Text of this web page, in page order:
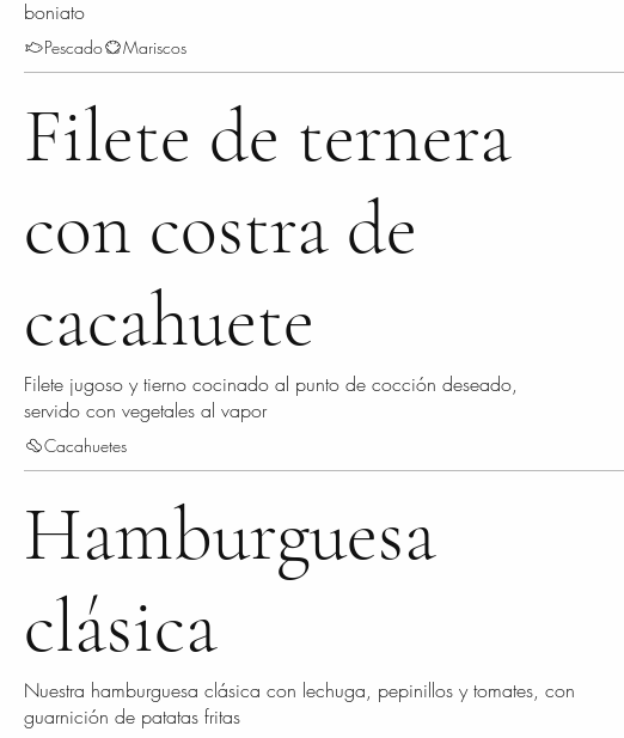
boniato
Pescado Mariscos
Filete de ternera
con costra de
cacahuete
Filete jugoso y tierno cocinado al punto de cocción deseado,
servido con vegetales al vapor
Cacahuetes
Hamburguesa
clásica
Nuestra hamburguesa clásica con lechuga, pepinillos y tomates, con
guarnición de patatas fritas